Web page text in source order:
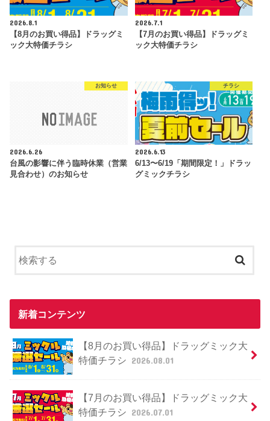
2026.8.1
【8月のお買い得品】ドラッグミ
ック大特価チラシ
2026.7.1
【7月のお買い得品】ドラッグミ
ック大特価チラシ
お知らせ
2026.6.26
台風の影響に伴う臨時休業（営業
見合わせ）のお知らせ
チラシ
2026.6.13
6/13〜6/19「期間限定！」ドラッ
グミックチラシ
新着コンテンツ
【8月のお買い得品】ドラッグミック大
特価チラシ 2026.08.01
【7月のお買い得品】ドラッグミック大
特価チラシ 2026.07.01